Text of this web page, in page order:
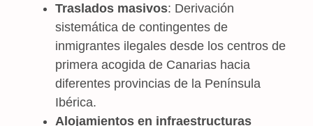
Traslados masivos: Derivación
sistemática de contingentes de
inmigrantes ilegales desde los centros de
primera acogida de Canarias hacia
diferentes provincias de la Península
Ibérica.
Alojamientos en infraestructuras